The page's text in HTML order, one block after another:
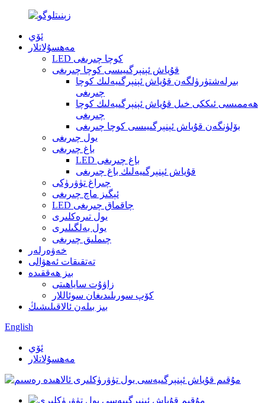
ئۆي
مەھسۇلاتلار
LED كوچا چىرىغى
قۇياش ئېنېرگىيىسى كوچا چىرىغى
بىرلەشتۈرۈلگەن قۇياش ئېنېرگىيەلىك كوچا
چىرىغى
ھەممىسى ئىككى خىل قۇياش ئېنېرگىيەلىك كوچا
چىرىغى
بۆلۈنگەن قۇياش ئېنېرگىيىسى كوچا چىرىغى
يول چىرىغى
باغ چىرىغى
LED باغ چىرىغى
قۇياش ئېنېرگىيەلىك باغ چىرىغى
چىراغ تۈۋرۈكى
ئېگىز ماچ چىرىغى
LED چاقماق چىرىغى
يول تىرەكلىرى
يول بەلگىلىرى
چىملىق چىرىغى
خەۋەرلەر
تەتقىقات ئەھۋالى
بىز ھەققىدە
زاۋۇت ساياھىتى
كۆپ سورىلىدىغان سوئاللار
بىز بىلەن ئالاقىلىشىڭ
English
ئۆي
مەھسۇلاتلار